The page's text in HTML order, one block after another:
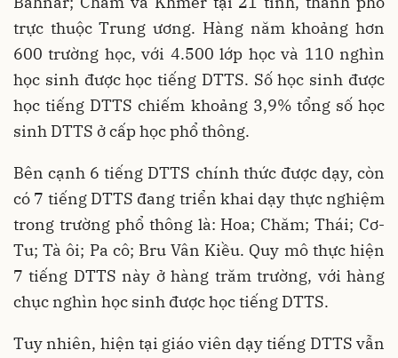
trực thuộc Trung ương. Hàng năm khoảng hơn
600 trường học, với 4.500 lớp học và 110 nghìn
học sinh được học tiếng DTTS. Số học sinh được
học tiếng DTTS chiếm khoảng 3,9% tổng số học
sinh DTTS ở cấp học phổ thông.
Bên cạnh 6 tiếng DTTS chính thức được dạy, còn
có 7 tiếng DTTS đang triển khai dạy thực nghiệm
trong trường phổ thông là: Hoa; Chăm; Thái; Cơ-
Tu; Tà ôi; Pa cô; Bru Vân Kiều. Quy mô thực hiện
7 tiếng DTTS này ở hàng trăm trường, với hàng
chục nghìn học sinh được học tiếng DTTS.
Tuy nhiên, hiện tại giáo viên dạy tiếng DTTS vẫn